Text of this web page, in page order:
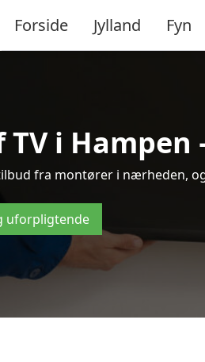
Forside Jylland Fyn
i Hampen
fra montører i nærheden,
uforpligtende